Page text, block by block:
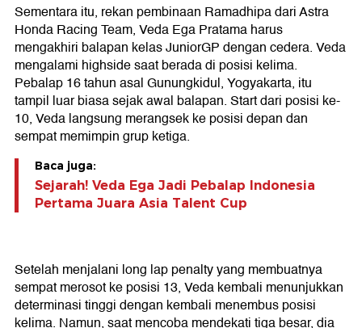
Sementara itu, rekan pembinaan Ramadhipa dari Astra
Honda Racing Team, Veda Ega Pratama harus
mengakhiri balapan kelas JuniorGP dengan cedera. Veda
mengalami highside saat berada di posisi kelima.
Pebalap 16 tahun asal Gunungkidul, Yogyakarta, itu
tampil luar biasa sejak awal balapan. Start dari posisi ke-
10, Veda langsung merangsek ke posisi depan dan
sempat memimpin grup ketiga.
Baca juga:
Sejarah! Veda Ega Jadi Pebalap Indonesia
Pertama Juara Asia Talent Cup
Setelah menjalani long lap penalty yang membuatnya
sempat merosot ke posisi 13, Veda kembali menunjukkan
determinasi tinggi dengan kembali menembus posisi
kelima. Namun, saat mencoba mendekati tiga besar, dia